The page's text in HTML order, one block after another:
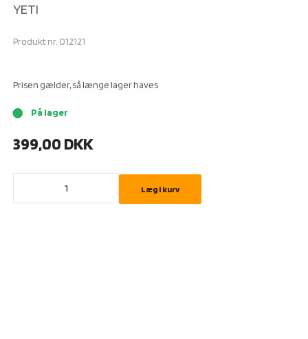
YETI
Produkt nr. 012121
Prisen gælder, så længe lager haves
brightness_1 På lager
399,00 DKK
Læg i kurv